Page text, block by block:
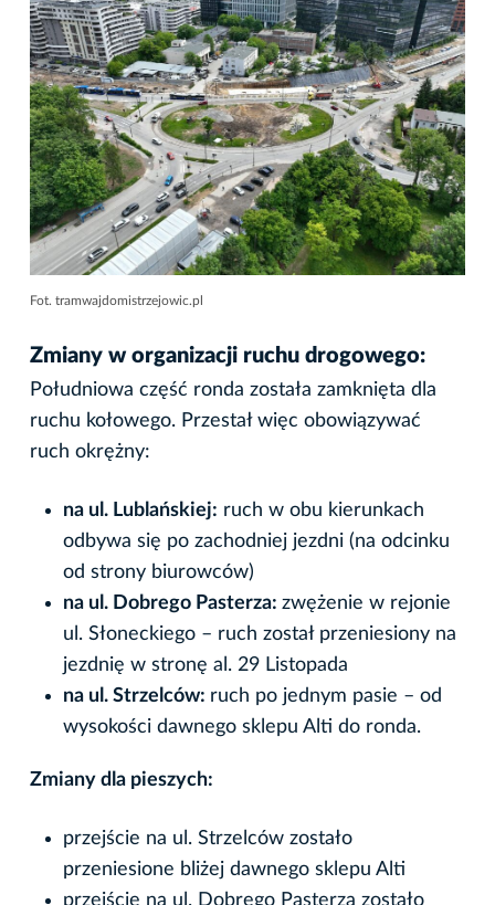
Fot. tramwajdomistrzejowic.pl
Zmiany w organizacji ruchu drogowego:
Południowa część ronda została zamknięta dla
ruchu kołowego. Przestał więc obowiązywać
ruch okrężny:
na ul. Lublańskiej: ruch w obu kierunkach
odbywa się po zachodniej jezdni (na odcinku
od strony biurowców)
na ul. Dobrego Pasterza: zwężenie w rejonie
ul. Słoneckiego – ruch został przeniesiony na
jezdnię w stronę al. 29 Listopada
na ul. Strzelców: ruch po jednym pasie – od
wysokości dawnego sklepu Alti do ronda.
Zmiany dla pieszych:
przejście na ul. Strzelców zostało
przeniesione bliżej dawnego sklepu Alti
przejście na ul. Dobrego Pasterza zostało